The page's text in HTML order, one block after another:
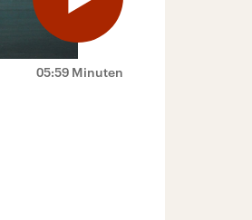
05:59 Minuten